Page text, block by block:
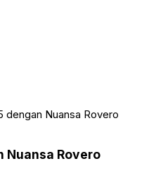
dengan Nuansa Rovero
Nuansa Rovero